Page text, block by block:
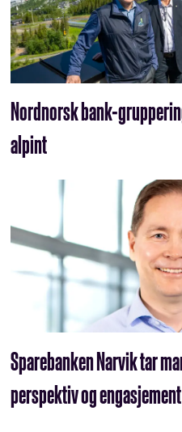
Nordnorsk bank-
alpint
Sparebanken Narvik tar
perspektiv og engasjement